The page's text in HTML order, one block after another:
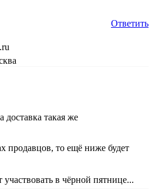
Ответить
доставка такая же
продавцов, то ещё ниже будет
участвовать в чёрной пятнице...